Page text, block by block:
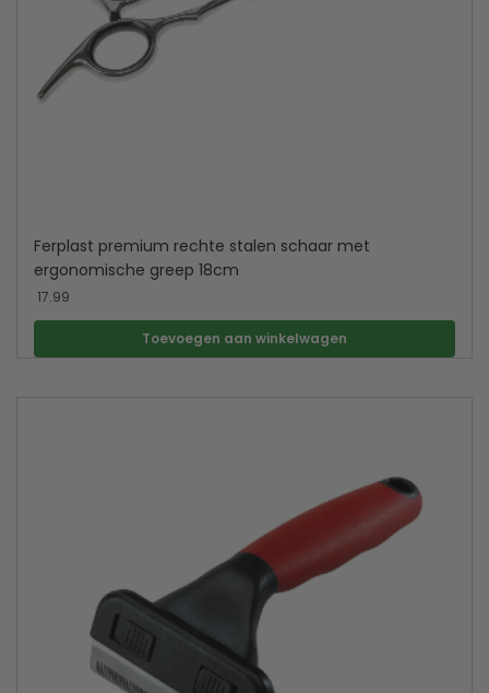
Ferplast premium rechte stalen schaar met
ergonomische greep 18cm
17.99
Toevoegen aan winkelwagen